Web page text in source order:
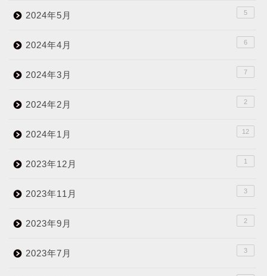
2024年5月 5
2024年4月 6
2024年3月 7
2024年2月 2
2024年1月 12
2023年12月 1
2023年11月 3
2023年9月 2
2023年7月 3